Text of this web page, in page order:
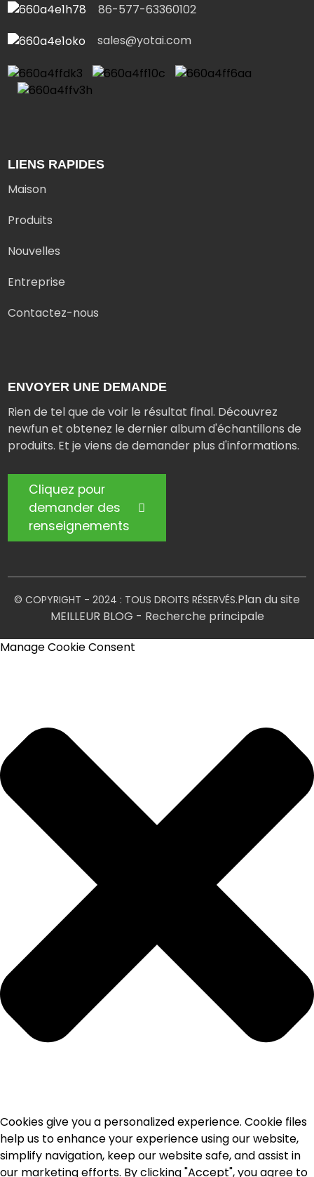
86-577-63360102
sales@yotai.com
LIENS RAPIDES
Maison
Produits
Nouvelles
Entreprise
Contactez-nous
ENVOYER UNE DEMANDE
Rien de tel que de voir le résultat final. Découvrez
newfun et obtenez le dernier album d'échantillons de
produits. Et je viens de demander plus d'informations.
Cliquez pour
demander des
renseignements
© COPYRIGHT - 2024 : TOUS DROITS RÉSERVÉS.Plan du site
MEILLEUR BLOG - Recherche principale
Manage Cookie Consent
Cookies give you a personalized experience. Cookie files
help us to enhance your experience using our website,
simplify navigation, keep our website safe, and assist in
our marketing efforts. By clicking "Accept", you agree to